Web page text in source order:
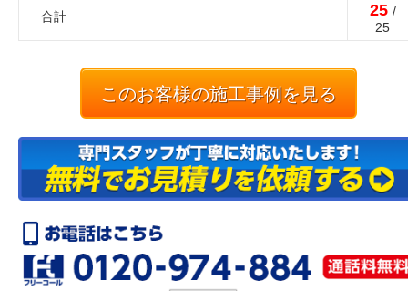
合計 25 /
25
このお客様の施工事例を見る